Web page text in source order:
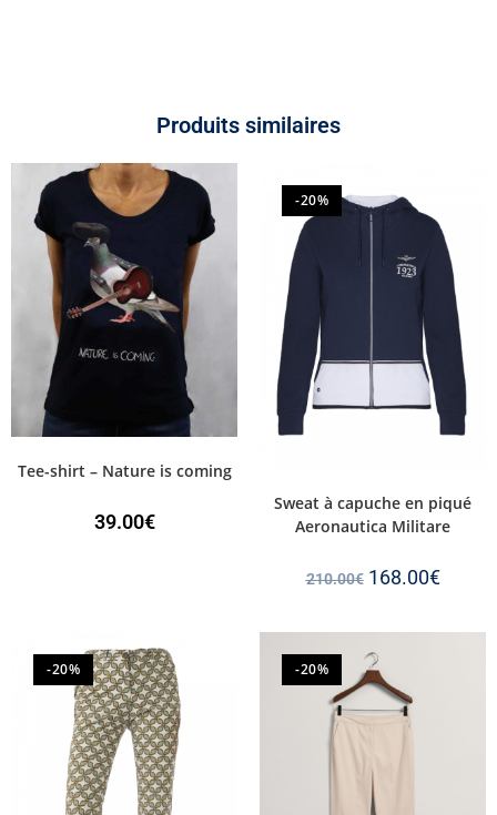
Produits similaires
Tee-shirt – Nature is coming
39.00€
-20%
Sweat à capuche en piqué
Aeronautica Militare
210.00€ 168.00€
-20% -20%